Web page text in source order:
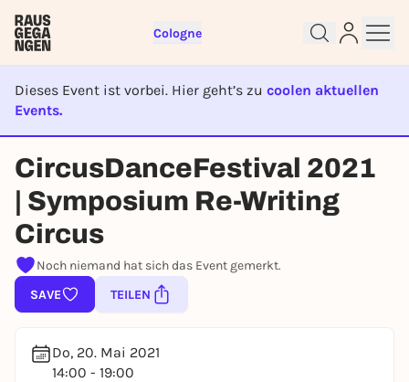
Cologne
Dieses Event ist vorbei. Hier geht’s zu coolen aktuellen
Events.
EVENT IST BEENDET
CircusDanceFestival 2021
| Symposium Re-Writing
Circus
Noch niemand hat sich das Event gemerkt.
SAVE
TEILEN
Do, 20. Mai 2021
14:00 - 19:00
right away
To like events, follow pages, or participate in
lotteries, you need a free Rausgegangen account.
You already have an account?Log in now